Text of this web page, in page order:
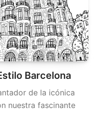
Barcelona
de la icónica
nuestra fascinante